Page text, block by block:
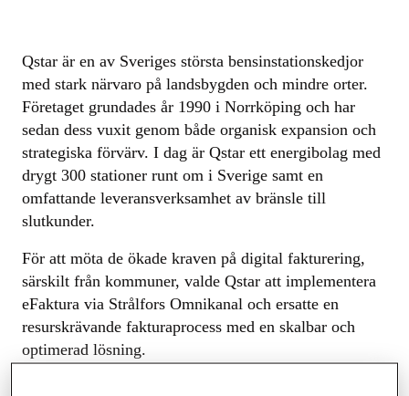
Qstar är en av Sveriges största bensinstationskedjor
med stark närvaro på landsbygden och mindre orter.
Företaget grundades år 1990 i Norrköping och har
sedan dess vuxit genom både organisk expansion och
strategiska förvärv. I dag är Qstar ett energibolag med
drygt 300 stationer runt om i Sverige samt en
omfattande leveransverksamhet av bränsle till
slutkunder.
För att möta de ökade kraven på digital fakturering,
särskilt från kommuner, valde Qstar att implementera
eFaktura via Strålfors Omnikanal och ersatte en
resurskrävande fakturaprocess med en skalbar och
optimerad lösning.